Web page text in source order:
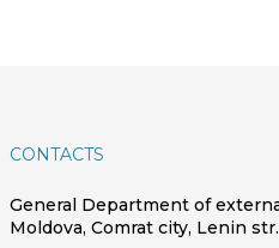
CONTACTS
General Department of
Moldova, Comrat city, Lenin str.